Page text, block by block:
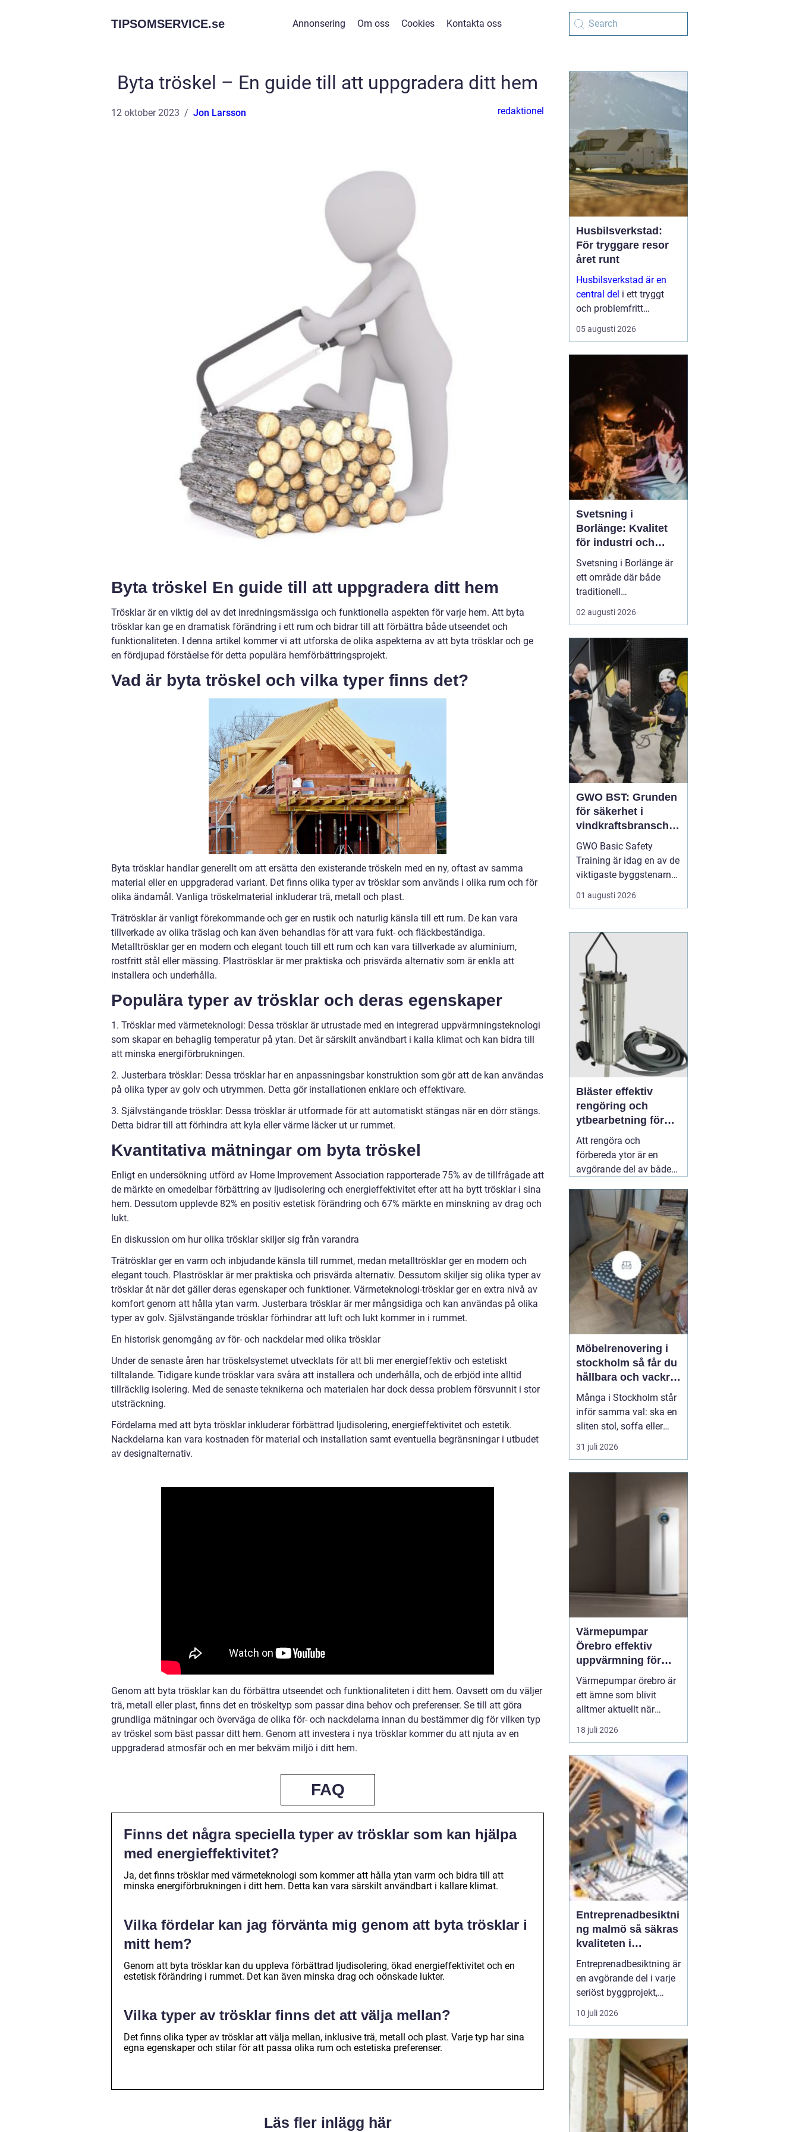
TIPSOMSERVICE.se Annonsering Om oss Cookies Kontakta oss
Byta tröskel – En guide till att uppgradera ditt hem
12 oktober 2023 Jon Larsson redaktionel
Byta tröskel En guide till att uppgradera ditt hem
Trösklar är en viktig del av det inredningsmässiga och funktionella aspekten för varje hem. Att byta
trösklar kan ge en dramatisk förändring i ett rum och bidrar till att förbättra både utseendet och
funktionaliteten. I denna artikel kommer vi att utforska de olika aspekterna av att byta trösklar och ge
en fördjupad förståelse för detta populära hemförbättringsprojekt.
Vad är byta tröskel och vilka typer finns det?
Byta trösklar handlar generellt om att ersätta den existerande tröskeln med en ny, oftast av samma
material eller en uppgraderad variant. Det finns olika typer av trösklar som används i olika rum och för
olika ändamål. Vanliga tröskelmaterial inkluderar trä, metall och plast.
Trätrösklar är vanligt förekommande och ger en rustik och naturlig känsla till ett rum. De kan vara
tillverkade av olika träslag och kan även behandlas för att vara fukt- och fläckbeständiga.
Metalltrösklar ger en modern och elegant touch till ett rum och kan vara tillverkade av aluminium,
rostfritt stål eller mässing. Plaströsklar är mer praktiska och prisvärda alternativ som är enkla att
installera och underhålla.
Populära typer av trösklar och deras egenskaper
1. Trösklar med värmeteknologi: Dessa trösklar är utrustade med en integrerad uppvärmningsteknologi
som skapar en behaglig temperatur på ytan. Det är särskilt användbart i kalla klimat och kan bidra till
att minska energiförbrukningen.
2. Justerbara trösklar: Dessa trösklar har en anpassningsbar konstruktion som gör att de kan användas
på olika typer av golv och utrymmen. Detta gör installationen enklare och effektivare.
3. Självstängande trösklar: Dessa trösklar är utformade för att automatiskt stängas när en dörr stängs.
Detta bidrar till att förhindra att kyla eller värme läcker ut ur rummet.
Kvantitativa mätningar om byta tröskel
Enligt en undersökning utförd av Home Improvement Association rapporterade 75% av de tillfrågade att
de märkte en omedelbar förbättring av ljudisolering och energieffektivitet efter att ha bytt trösklar i sina
hem. Dessutom upplevde 82% en positiv estetisk förändring och 67% märkte en minskning av drag och
lukt.
En diskussion om hur olika trösklar skiljer sig från varandra
Trätrösklar ger en varm och inbjudande känsla till rummet, medan metalltrösklar ger en modern och
elegant touch. Plaströsklar är mer praktiska och prisvärda alternativ. Dessutom skiljer sig olika typer av
trösklar åt när det gäller deras egenskaper och funktioner. Värmeteknologi-trösklar ger en extra nivå av
komfort genom att hålla ytan varm. Justerbara trösklar är mer mångsidiga och kan användas på olika
typer av golv. Självstängande trösklar förhindrar att luft och lukt kommer in i rummet.
En historisk genomgång av för- och nackdelar med olika trösklar
Under de senaste åren har tröskelsystemet utvecklats för att bli mer energieffektiv och estetiskt
tilltalande. Tidigare kunde trösklar vara svåra att installera och underhålla, och de erbjöd inte alltid
tillräcklig isolering. Med de senaste teknikerna och materialen har dock dessa problem försvunnit i stor
utsträckning.
Fördelarna med att byta trösklar inkluderar förbättrad ljudisolering, energieffektivitet och estetik.
Nackdelarna kan vara kostnaden för material och installation samt eventuella begränsningar i utbudet
av designalternativ.
Genom att byta trösklar kan du förbättra utseendet och funktionaliteten i ditt hem. Oavsett om du väljer
trä, metall eller plast, finns det en tröskeltyp som passar dina behov och preferenser. Se till att göra
grundliga mätningar och överväga de olika för- och nackdelarna innan du bestämmer dig för vilken typ
av tröskel som bäst passar ditt hem. Genom att investera i nya trösklar kommer du att njuta av en
uppgraderad atmosfär och en mer bekväm miljö i ditt hem.
FAQ
Finns det några speciella typer av trösklar som kan hjälpa
med energieffektivitet?
Ja, det finns trösklar med värmeteknologi som kommer att hålla ytan varm och bidra till att
minska energiförbrukningen i ditt hem. Detta kan vara särskilt användbart i kallare klimat.
Vilka fördelar kan jag förvänta mig genom att byta trösklar i
mitt hem?
Genom att byta trösklar kan du uppleva förbättrad ljudisolering, ökad energieffektivitet och en
estetisk förändring i rummet. Det kan även minska drag och oönskade lukter.
Vilka typer av trösklar finns det att välja mellan?
Det finns olika typer av trösklar att välja mellan, inklusive trä, metall och plast. Varje typ har sina
egna egenskaper och stilar för att passa olika rum och estetiska preferenser.
Läs fler inlägg här
Husbilsverkstad:
För tryggare resor
året runt
Husbilsverkstad är en
central del i ett tryggt
och problemfritt
husbilsliv. När en husbil
används som både
05 augusti 2026
Svetsning i
Borlänge: Kvalitet
för industri och
konstruktion
Svetsning i Borlänge är
ett område där både
traditionell
verkstadsindustri och
moderna
möts. I takt med att
kraven på hållbara
lösningar och hög
produktionssäkerhet ö...
02 augusti 2026
GWO BST: Grunden
för säkerhet i
vindkraftsbransche
n
GWO Basic Safety
Training är idag en av de
viktigaste byggstenarna
för alla som vill arbeta
professionellt inom
skapar en gemensam
säkerhetsnivå i en
bransch där jobbet ofta
sker långt frå...
01 augusti 2026
Bläster effektiv
rengöring och
ytbearbetning för
proffs och
hantverkare
Att rengöra och
förbereda ytor är en
avgörande del av både
renovering. Färg, rost,
smuts och gamla
beläggningar gör att
material åldras snabbare
och försämrar
slutresultatet vid
målning eller annan
behandling. Här31 juli
Möbelrenovering i
stockholm så får du
hållbara och vackra
möbler
Många i Stockholm står
inför samma val: ska en
sliten stol, soffa eller
fåtölj slängas, säljas
billigt eller renoveras?
möbelrenovering istället
för nyköp. Resultatet blir
ofta både mer personligt,
31 juli 2026
Värmepumpar
Örebro effektiv
uppvärmning för
hus och fastigheter
Värmepumpar örebro är
ett ämne som blivit
alltmer aktuellt när
energipriser stiger och
fler vill sänka sina
samtidigt som
klimatpåverkan minskar.
Många villaägare och
fastighetsägare i
regionen tittar på hur de
kan byta från direktver...
18 juli 2026
Entreprenadbesiktni
ng malmö så säkras
kvaliteten i
byggprojekt
Entreprenadbesiktning är
en avgörande del i varje
seriöst byggprojekt,
oavsett om det handlar
om en mindre
större
bostadsrättsförening
som byggs om. Syftet är
att få en oberoende och
professionell granskning
av entreprenaden ...
10 juli 2026